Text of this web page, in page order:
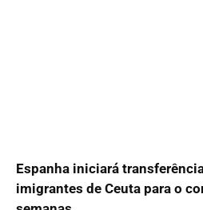
Espanha iniciará
imigrantes de Ceuta para o